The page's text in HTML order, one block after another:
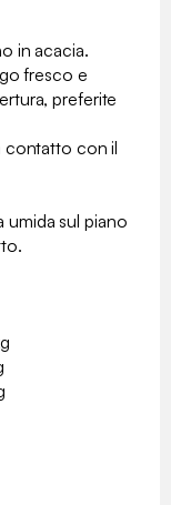
in acacia.
fresco e
preferite
contatto con il
umida sul piano